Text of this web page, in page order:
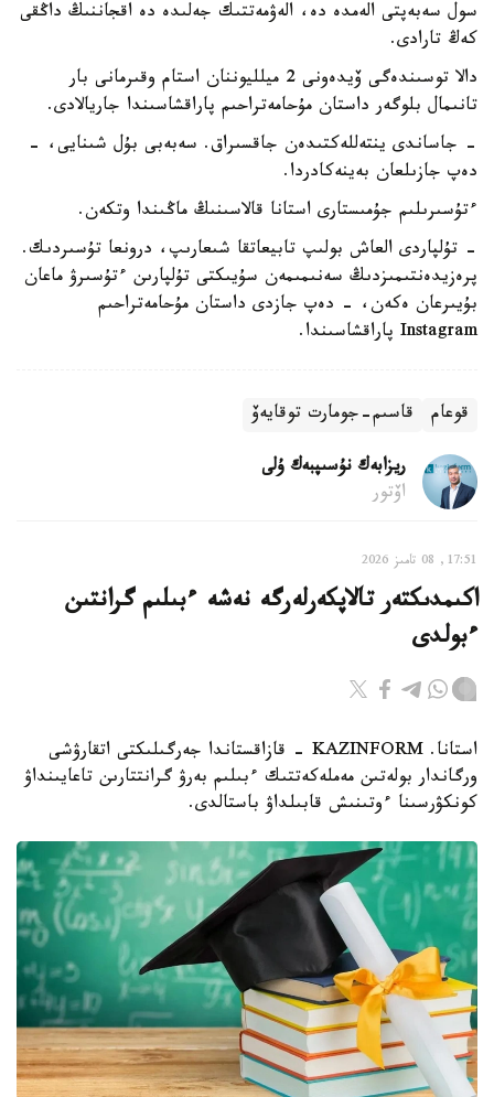
سول سەبەپتى الەمدە دە، الەۋمەتتىك جەلىدە دە اقجاننىڭ داڭقى
كەڭ تارادى.
دالا توسىندەگى ۆيدەونى 2 ميلليوننان استام وقىرمانى بار
تانىمال بلوگەر داستان مۇحامەتراحىم پاراقشاسىندا جاريالادى.
- جاساندى ينتەللەكتىدەن جاقسىراق. سەبەبى بۇل شىنايى، -
دەپ جازىلعان بەينەكادردا.
ءتۇسىرىلىم جۇمىستارى استانا قالاسىنىڭ ماڭىندا وتكەن.
- تۇلپاردى العاش بولىپ تابيعاتقا شىعارىپ، درونعا تۇسىردىك.
پرەزيدەنتىمىزدىڭ سەنىمىمەن سۇيىكتى تۇلپارىن ءتۇسىرۋ ماعان
بۇيىرعان ەكەن، - دەپ جازدى داستان مۇحامەتراحىم
Instagram پاراقشاسىندا.
قوعام قاسىم-جومارت توقايەۆ
ريزابەك نۇسىپبەك ۇلى
اۆتور
17:51, 08 تامىز 2026
اكىمدىكتەر تالاپكەرلەرگە نەشە ءبىلىم گرانتىن
ءبولدى
استانا. KAZINFORM - قازاقستاندا جەرگىلىكتى اتقارۋشى
ورگاندار بولەتىن مەملەكەتتىك ءبىلىم بەرۋ گرانتتارىن تاعايىنداۋ
كونكۋرسىنا ءوتىنىش قابىلداۋ باستالدى.